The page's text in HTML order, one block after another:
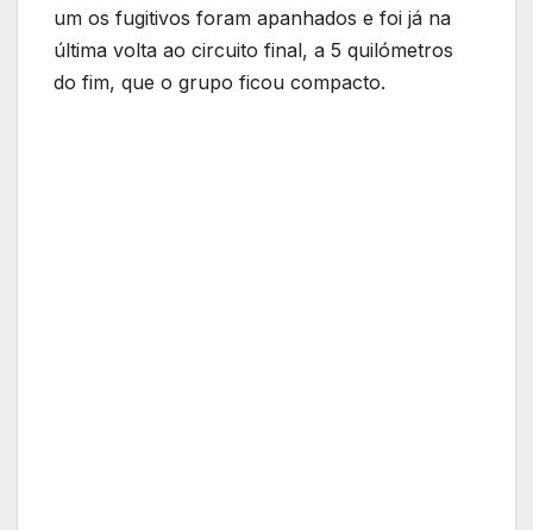
um os fugitivos foram apanhados e foi já na
última volta ao circuito final, a 5 quilómetros
do fim, que o grupo ficou compacto.